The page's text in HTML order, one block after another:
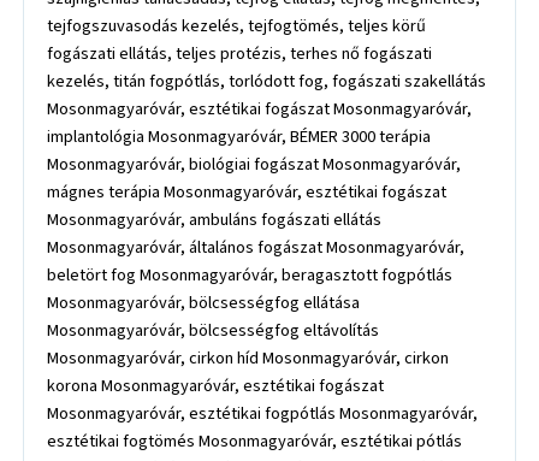
tejfogszuvasodás kezelés, tejfogtömés, teljes körű
fogászati ellátás, teljes protézis, terhes nő fogászati
kezelés, titán fogpótlás, torlódott fog, fogászati szakellátás
Mosonmagyaróvár, esztétikai fogászat Mosonmagyaróvár,
implantológia Mosonmagyaróvár, BÉMER 3000 terápia
Mosonmagyaróvár, biológiai fogászat Mosonmagyaróvár,
mágnes terápia Mosonmagyaróvár, esztétikai fogászat
Mosonmagyaróvár, ambuláns fogászati ellátás
Mosonmagyaróvár, általános fogászat Mosonmagyaróvár,
beletört fog Mosonmagyaróvár, beragasztott fogpótlás
Mosonmagyaróvár, bölcsességfog ellátása
Mosonmagyaróvár, bölcsességfog eltávolítás
Mosonmagyaróvár, cirkon híd Mosonmagyaróvár, cirkon
korona Mosonmagyaróvár, esztétikai fogászat
Mosonmagyaróvár, esztétikai fogpótlás Mosonmagyaróvár,
esztétikai fogtömés Mosonmagyaróvár, esztétikai pótlás